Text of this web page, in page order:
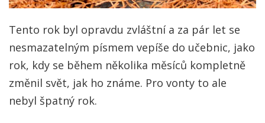
Tento rok byl opravdu zvláštní a za pár let se
nesmazatelným písmem vepíše do učebnic, jako
rok, kdy se během několika měsíců kompletně
změnil svět, jak ho známe. Pro vonty to ale
nebyl špatný rok.